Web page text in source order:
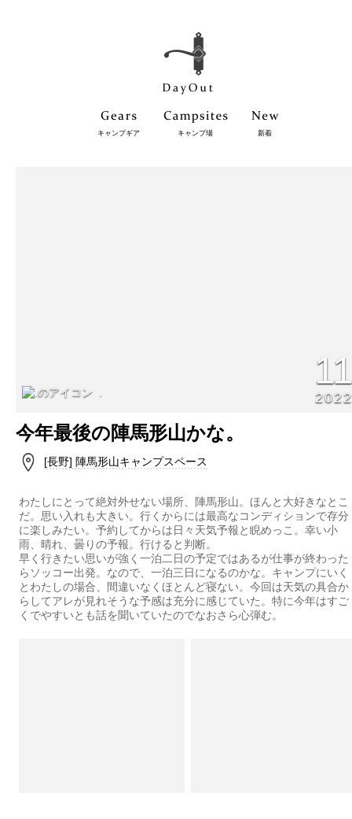
キャンプギア キャンプ場 新着
2022
今年最後の陣馬形山かな。
[長野] 陣馬形山キャンプスペース
わたしにとって絶対外せない場所、陣馬形山。ほんと大好きなとこ
だ。思い入れも大きい。行くからには最高なコンディションで存分
に楽しみたい。予約してからは日々天気予報と睨めっこ。幸い小
雨、晴れ、曇りの予報。行けると判断。
早く行きたい思いが強く一泊二日の予定ではあるが仕事が終わった
らソッコー出発。なので、一泊三日になるのかな。キャンプにいく
とわたしの場合、間違いなくほとんど寝ない。今回は天気の具合か
らしてアレが見れそうな予感は充分に感じていた。特に今年はすご
くでやすいとも話を聞いていたのでなおさら心弾む。